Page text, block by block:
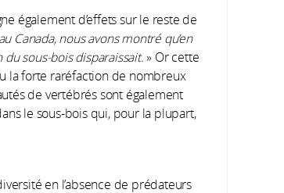
également d’effets sur le reste de
Canada, nous avons montré qu’en
sous-bois disparaissait. » Or cette
la forte raréfaction de nombreux
de vertébrés sont également
le sous-bois qui, pour la plupart,
en l’absence de prédateurs